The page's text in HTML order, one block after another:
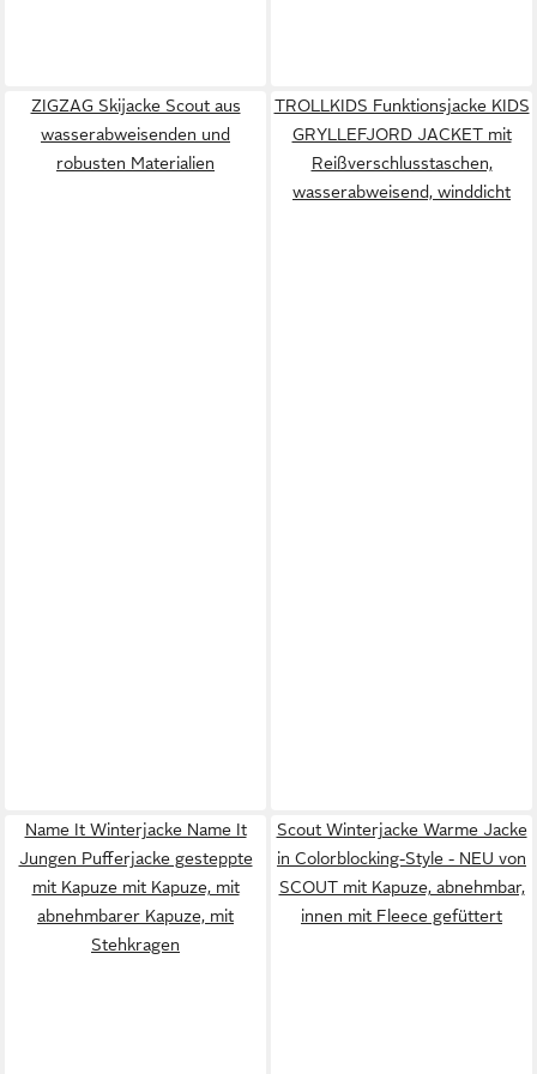
ZIGZAG Skijacke Scout aus
wasserabweisenden und
robusten Materialien
TROLLKIDS Funktionsjacke KIDS
GRYLLEFJORD JACKET mit
Reißverschlusstaschen,
wasserabweisend, winddicht
Name It Winterjacke Name It
Jungen Pufferjacke gesteppte
mit Kapuze mit Kapuze, mit
abnehmbarer Kapuze, mit
Stehkragen
Scout Winterjacke Warme Jacke
in Colorblocking-Style - NEU von
SCOUT mit Kapuze, abnehmbar,
innen mit Fleece gefüttert